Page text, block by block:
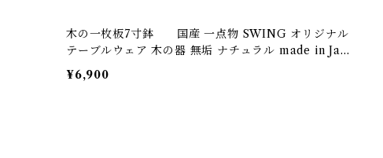
木の一枚板7寸鉢 国産 一点物 SWING オリジナル
テーブルウェア 木の器 無垢 ナチュラル made in Japa
n made in Hida Takayama
¥6,900